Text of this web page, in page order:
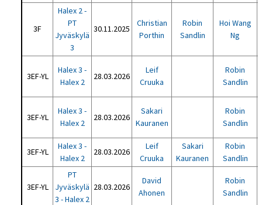
3F
Halex 2 -
PT
Jyväskylä
3
30.11.2025
Christian
Porthin
Robin
Sandlin
Hoi Wang
Ng
3EF-YL
Halex 3 -
Halex 2
28.03.2026
Leif
Cruuka
Robin
Sandlin
3EF-YL
Halex 3 -
Halex 2
28.03.2026
Sakari
Kauranen
Robin
Sandlin
3EF-YL
Halex 3 -
Halex 2
28.03.2026
Leif
Cruuka
Sakari
Kauranen
Robin
Sandlin
3EF-YL
PT
Jyväskylä
3 - Halex 2
28.03.2026
David
Ahonen
Robin
Sandlin